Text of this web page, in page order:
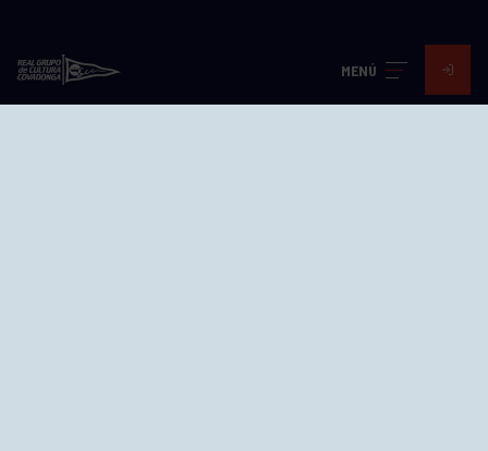
MENÚ
Avd. Jesús Revuelta, 2 33204
Gijón - Asturias